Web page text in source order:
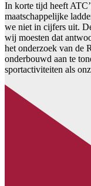
In korte tijd heeft
maatschappelijke
we niet in cijfers uit.
wij moesten dat
het onderzoek van de
onderbouwd aan te
sportactiviteiten als